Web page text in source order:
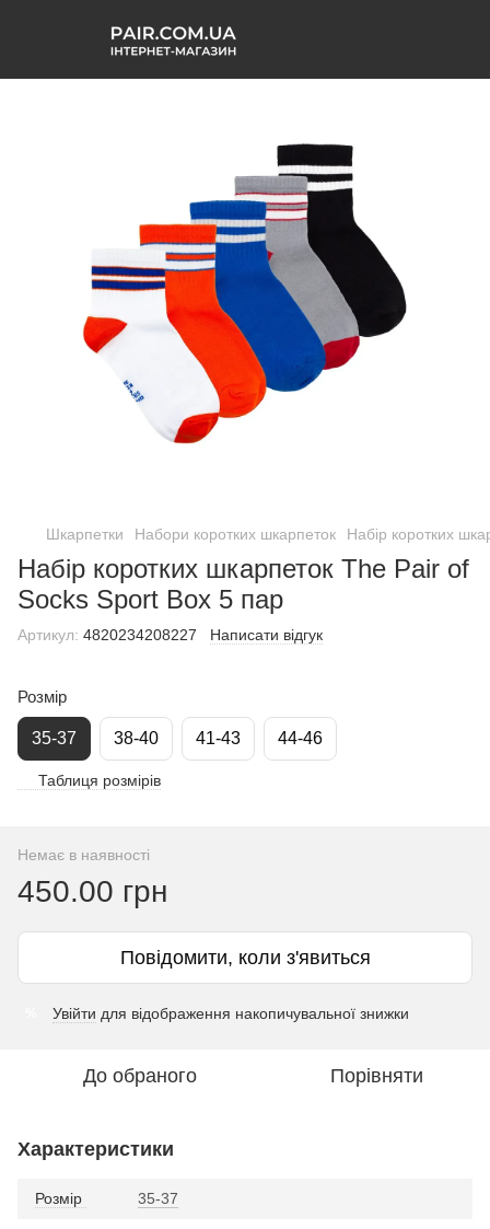
Шкарпетки Набори коротких шкарпеток Набір коротких
Набір коротких шкарпеток The Pair of
Socks Sport Box 5 пар
Артикул: 4820234208227 Написати відгук
Розмір
35-37 38-40 41-43 44-46
Таблиця розмірів
Немає в наявності
450.00 грн
Повідомити, коли з'явиться
Увійти для відображення накопичувальної знижки
До обраного Порівняти
Характеристики
Розмір 35-37